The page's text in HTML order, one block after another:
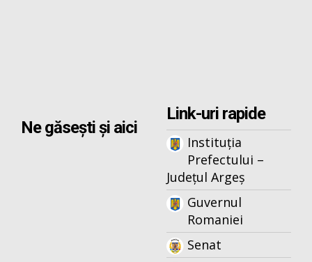
Ne găsești și aici
Link-uri rapide
Instituția
Prefectului –
Județul Argeș
Guvernul
Romaniei
Senat